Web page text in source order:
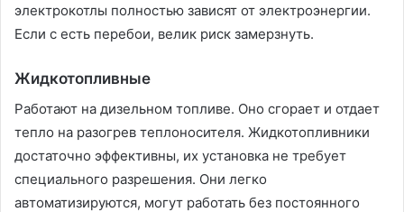
электрокотлы полностью зависят от электроэнергии.
Если с есть перебои, велик риск замерзнуть.
Жидкотопливные
Работают на дизельном топливе. Оно сгорает и отдает
тепло на разогрев теплоносителя. Жидкотопливники
достаточно эффективны, их установка не требует
специального разрешения. Они легко
автоматизируются, могут работать без постоянного